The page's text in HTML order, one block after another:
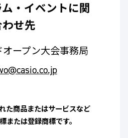
・イベントに関
せ先
ープン大会事務局
た商品またはサービスなど
または登録商標です。